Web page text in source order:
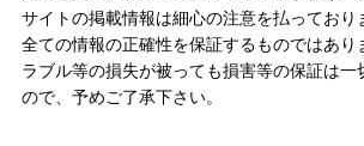
サイトの掲載情報は細心の注意を払っており
全ての情報の正確性を保証するものではあり
ラブル等の損失が被っても損害等の保証は一
ので、予めご了承下さい。